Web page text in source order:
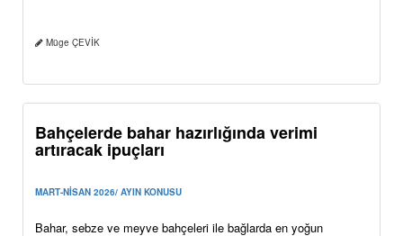
tarım ve ormancılık dünyasının nabzını tutan Türk Tarım Orman
Dergisi,...
Murat ÖZKAN